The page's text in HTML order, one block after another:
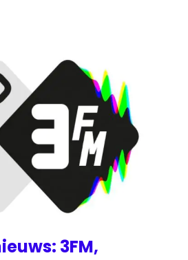
3FM,